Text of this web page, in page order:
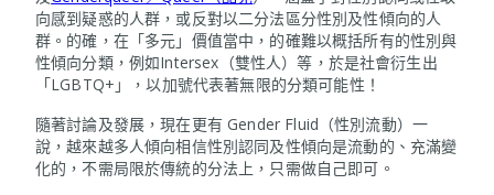
向感到疑惑的人群，或反對以二分法區分性別及性傾向的人
群。的確，在「多元」價值當中，的確難以概括所有的性別與
性傾向分類，例如Intersex（雙性人）等，於是社會衍生出
「LGBTQ+」，以加號代表著無限的分類可能性！
隨著討論及發展，現在更有 Gender Fluid（性別流動）一
說，越來越多人傾向相信性別認同及性傾向是流動的、充滿變
化的，不需局限於傳統的分法上，只需做自己即可。